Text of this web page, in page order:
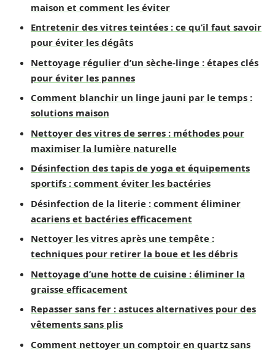
maison et comment les éviter
Entretenir des vitres teintées : ce qu’il faut savoir
pour éviter les dégâts
Nettoyage régulier d’un sèche-linge : étapes clés
pour éviter les pannes
Comment blanchir un linge jauni par le temps :
solutions maison
Nettoyer des vitres de serres : méthodes pour
maximiser la lumière naturelle
Désinfection des tapis de yoga et équipements
sportifs : comment éviter les bactéries
Désinfection de la literie : comment éliminer
acariens et bactéries efficacement
Nettoyer les vitres après une tempête :
techniques pour retirer la boue et les débris
Nettoyage d’une hotte de cuisine : éliminer la
graisse efficacement
Repasser sans fer : astuces alternatives pour des
vêtements sans plis
Comment nettoyer un comptoir en quartz sans